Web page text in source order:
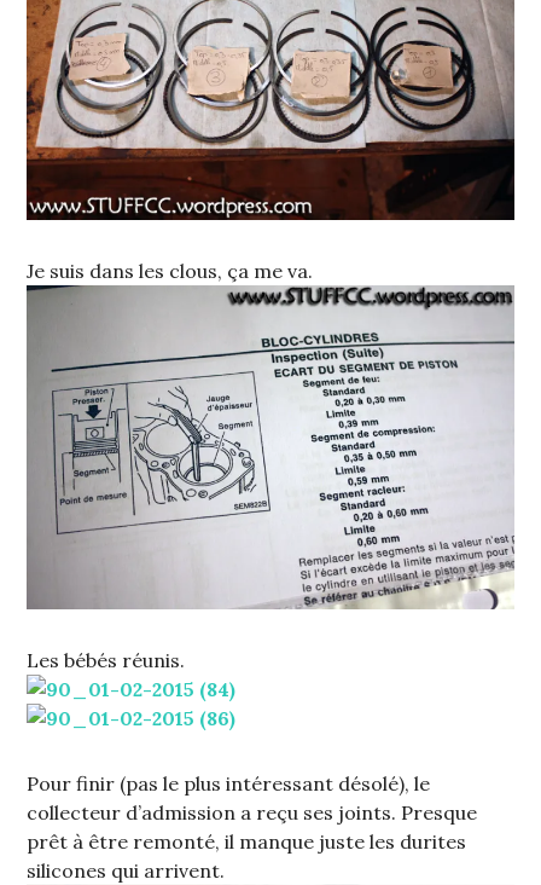
Je suis dans les clous, ça me va.
Les bébés réunis.
Pour finir (pas le plus intéressant désolé), le
collecteur d’admission a reçu ses joints. Presque
prêt à être remonté, il manque juste les durites
silicones qui arrivent.